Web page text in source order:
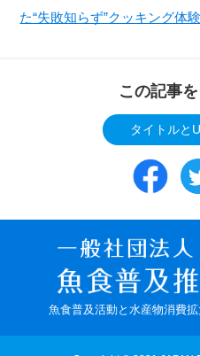
た“失敗知らず”クッキング体
この記事
タイトルと
魚食普及活動と水産物消費